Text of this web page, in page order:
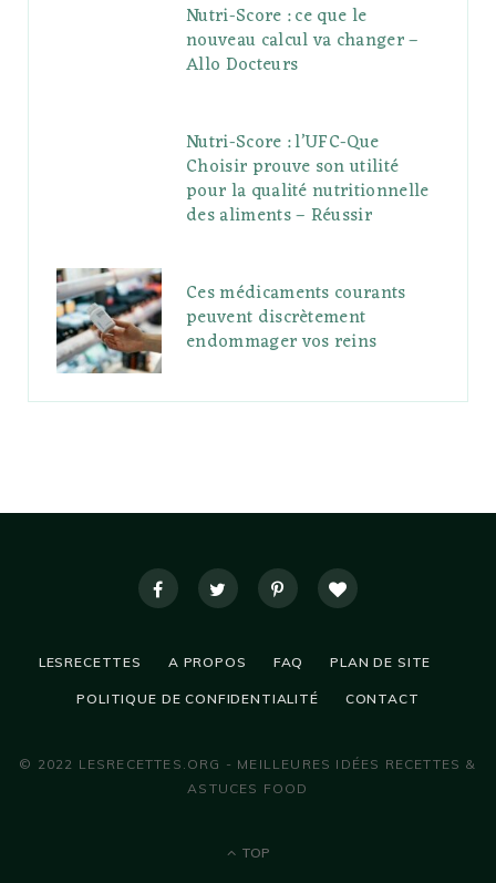
Nutri-Score : ce que le
nouveau calcul va changer –
Allo Docteurs
Nutri-Score : l’UFC-Que
Choisir prouve son utilité
pour la qualité nutritionnelle
des aliments – Réussir
Ces médicaments courants
peuvent discrètement
endommager vos reins
LESRECETTES A PROPOS FAQ PLAN DE SITE
POLITIQUE DE CONFIDENTIALITÉ CONTACT
© 2022 LESRECETTES.ORG - MEILLEURES IDÉES RECETTES &
ASTUCES FOOD
TOP